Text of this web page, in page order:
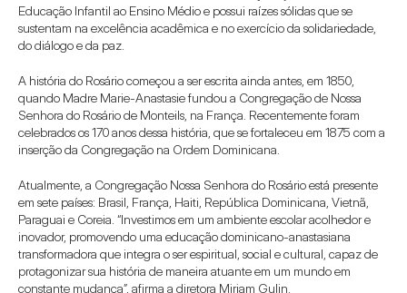
Educação Infantil ao Ensino Médio e possui raízes sólidas que se
sustentam na excelência acadêmica e no exercício da solidariedade,
do diálogo e da paz.
A história do Rosário começou a ser escrita ainda antes, em 1850,
quando Madre Marie-Anastasie fundou a Congregação de Nossa
Senhora do Rosário de Monteils, na França. Recentemente foram
celebrados os 170 anos dessa história, que se fortaleceu em 1875 com a
inserção da Congregação na Ordem Dominicana.
Atualmente, a Congregação Nossa Senhora do Rosário está presente
em sete países: Brasil, França, Haiti, República Dominicana, Vietnã,
Paraguai e Coreia. “Investimos em um ambiente escolar acolhedor e
inovador, promovendo uma educação dominicano-anastasiana
transformadora que integra o ser espiritual, social e cultural, capaz de
protagonizar sua história de maneira atuante em um mundo em
constante mudança”, afirma a diretora Miriam Gulin.